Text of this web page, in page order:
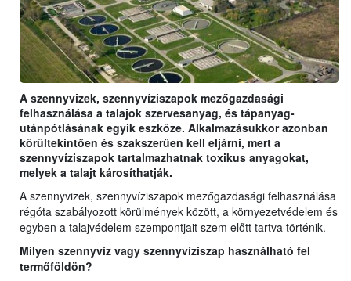
A szennyvizek, szennyvíziszapok mezőgazdasági
felhasználása a talajok szervesanyag, és tápanyag-
utánpótlásának egyik eszköze. Alkalmazásukkor azonban
körültekintően és szakszerűen kell eljárni, mert a
szennyvíziszapok tartalmazhatnak toxikus anyagokat,
melyek a talajt károsíthatják.
A szennyvizek, szennyvíziszapok mezőgazdasági felhasználása
régóta szabályozott körülmények között, a környezetvédelem és
egyben a talajvédelem szempontjait szem előtt tartva történik.
Milyen szennyvíz vagy szennyvíziszap használható fel
termőföldön?